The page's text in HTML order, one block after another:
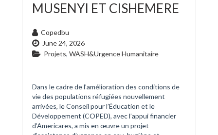
MUSENYI ET CISHEMERE
Copedbu
June 24, 2026
Projets, WASH&Urgence Humanitaire
Dans le cadre de l’amélioration des conditions de
vie des populations réfugiées nouvellement
arrivées, le Conseil pour l’Éducation et le
Développement (COPED), avec l’appui financier
d’Americares, a mis en œuvre un projet